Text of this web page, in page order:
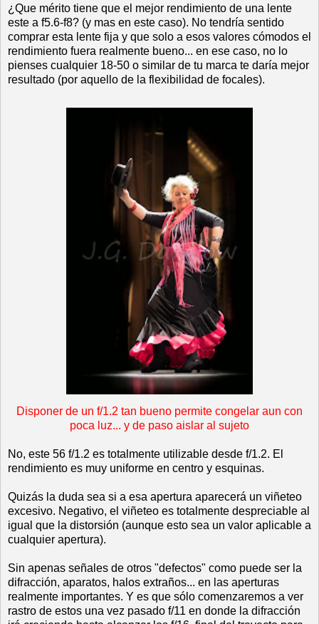
¿Que mérito tiene que el mejor rendimiento de una lente
este a f5.6-f8? (y mas en este caso). No tendría sentido
comprar esta lente fija y que solo a esos valores cómodos el
rendimiento fuera realmente bueno... en ese caso, no lo
pienses cualquier 18-50 o similar de tu marca te daría mejor
resultado (por aquello de la flexibilidad de focales).
Disponer de un f/1.2 tan bueno permite congelar aun con
poca luz... y de paso aislar al sujeto
No, este 56 f/1.2 es totalmente utilizable desde f/1.2. El
rendimiento es muy uniforme en centro y esquinas.
Quizás la duda sea si a esa apertura aparecerá un viñeteo
excesivo. Negativo, el viñeteo es totalmente despreciable al
igual que la distorsión (aunque esto sea un valor aplicable a
cualquier apertura).
Sin apenas señales de otros "defectos" como puede ser la
difracción, aparatos, halos extraños... en las aperturas
realmente importantes. Y es que sólo comenzaremos a ver
rastro de estos una vez pasado f/11 en donde la difracción